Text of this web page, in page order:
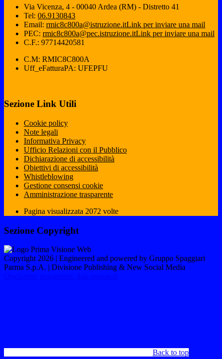
Via Vicenza, 4 - 00040 Ardea (RM) - Distretto 41
Tel: 06.9130843
Email: rmic8c800a@istruzione.itLink per inviare una mail
PEC: rmic8c800a@pec.istruzione.itLink per inviare una mail
C.F.: 97714420581
C.M: RMIC8C800A
Uff_eFatturaPA: UFEPFU
Sezione Link Utili
Cookie policy
Note legali
Informativa Privacy
Ufficio Relazioni con il Pubblico
Dichiarazione di accessibilità
Obiettivi di accessibilità
Whistleblowing
Gestione consensi cookie
Amministrazione trasparente
Pagina visualizzata 2072 volte
Sezione Copyright
Copyright 2026 | Engineered and powered by Gruppo Spaggiari
Parma S.p.A. | Divisione Publishing & New Social Media
Back to top